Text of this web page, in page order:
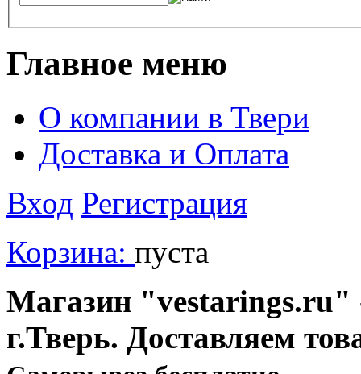
Главное меню
О компании в Твери
Доставка и Оплата
Вход Регистрация
Корзина: пуста
Магазин "vestarings.ru"
г.Тверь. Доставляем